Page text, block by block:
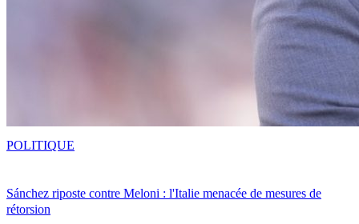
Sánchez riposte contre Meloni : l'Italie menacée de mesures de
rétorsion
POLITIQUE